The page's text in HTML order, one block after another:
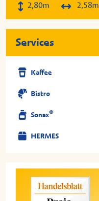
2,80m 2,58m
Services
Kaffee
Bistro
Sonax®
HERMES